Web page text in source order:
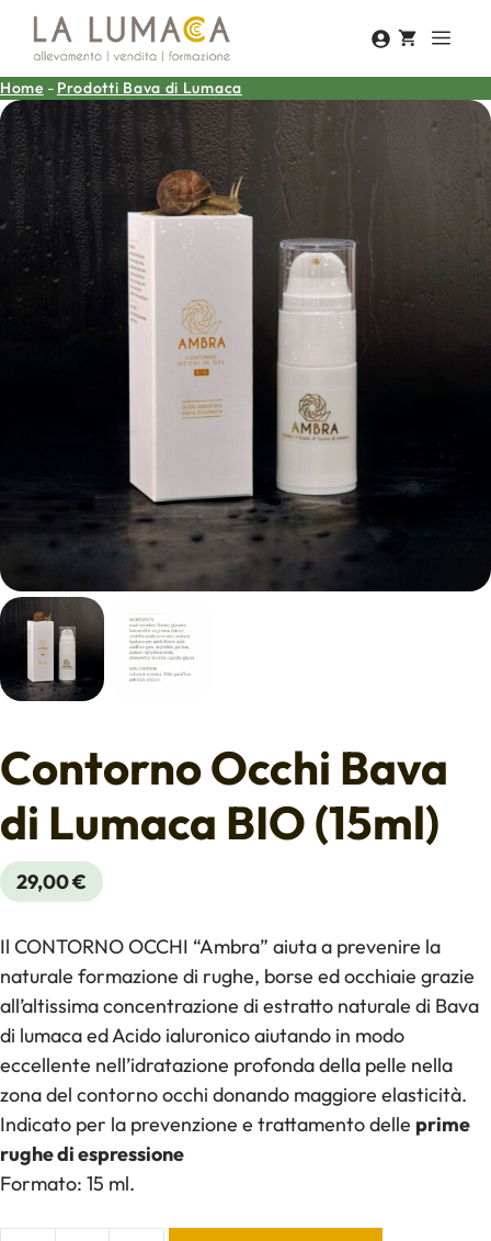
contenuto
Home - Prodotti Bava di Lumaca
Contorno Occhi Bava
di Lumaca BIO (15ml)
29,00€
Il CONTORNO OCCHI “Ambra” aiuta a prevenire la
naturale formazione di rughe, borse ed occhiaie grazie
all’altissima concentrazione di estratto naturale di Bava
di lumaca ed Acido ialuronico aiutando in modo
eccellente nell’idratazione profonda della pelle nella
zona del contorno occhi donando maggiore elasticità.
Indicato per la prevenzione e trattamento delle prime
rughe di espressione
Formato: 15 ml.